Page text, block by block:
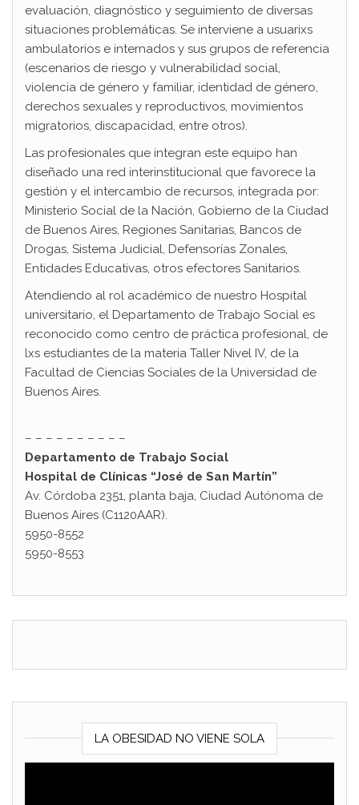
evaluación, diagnóstico y seguimiento de diversas
situaciones problemáticas. Se interviene a usuarixs
ambulatorios e internados y sus grupos de referencia
(escenarios de riesgo y vulnerabilidad social,
violencia de género y familiar, identidad de género,
derechos sexuales y reproductivos, movimientos
migratorios, discapacidad, entre otros).
Las profesionales que integran este equipo han
diseñado una red interinstitucional que favorece la
gestión y el intercambio de recursos, integrada por:
Ministerio Social de la Nación, Gobierno de la Ciudad
de Buenos Aires, Regiones Sanitarias, Bancos de
Drogas, Sistema Judicial, Defensorías Zonales,
Entidades Educativas, otros efectores Sanitarios.
Atendiendo al rol académico de nuestro Hospital
universitario, el Departamento de Trabajo Social es
reconocido como centro de práctica profesional, de
lxs estudiantes de la materia Taller Nivel IV, de la
Facultad de Ciencias Sociales de la Universidad de
Buenos Aires.
– – – – – – – – – –
Departamento de Trabajo Social
Hospital de Clínicas “José de San Martín”
Av. Córdoba 2351, planta baja, Ciudad Autónoma de
Buenos Aires (C1120AAR).
5950-8552
5950-8553
LA OBESIDAD NO VIENE SOLA